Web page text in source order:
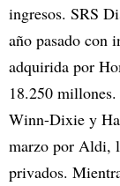
ingresos. SRS
año pasado con
adquirida por
18.250
Winn-Dixie y
marzo por Aldi,
privados.